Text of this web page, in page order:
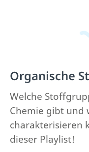
Organische
Welche
Chemie gibt und
charakterisieren
dieser Playlist!